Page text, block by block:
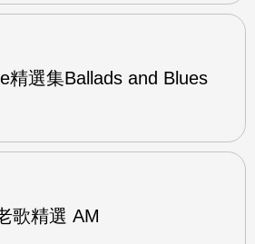
精選集Ballads and Blues
歌精選 AM